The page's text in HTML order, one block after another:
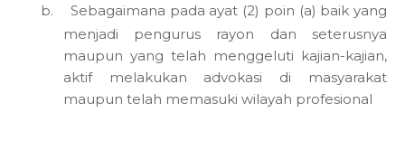
b.
Sebagaimana pada ayat (2) poin (a) baik yang
menjadi pengurus rayon dan seterusnya
maupun yang telah menggeluti kajian-kajian,
aktif melakukan advokasi di masyarakat
maupun telah memasuki wilayah profesional